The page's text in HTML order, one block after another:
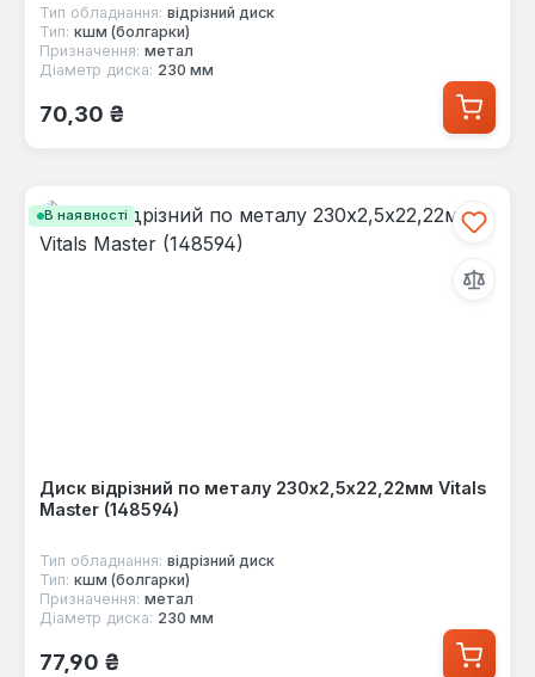
Тип обладнання: відрізний диск
Тип: кшм (болгарки)
Призначення: метал
Діаметр диска: 230 мм
Звичайна ціна:
70,30 ₴
В наявності
Диск відрізний по металу 230х2,5х22,22мм Vitals
Master (148594)
Тип обладнання: відрізний диск
Тип: кшм (болгарки)
Призначення: метал
Діаметр диска: 230 мм
Звичайна ціна:
77,90 ₴